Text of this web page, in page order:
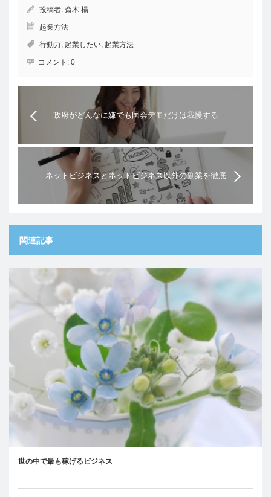
投稿者: 斎木 楊
起業方法
行動力 起業したい 起業方法
コメント: 0
政府がどんなに嫌でも国会デモだけは我慢する
ネットビジネスとネットビジネス以外の副業を徹底
比較！おすすめノウハウも紹介。
関連記事
世の中で最も稼げるビジネス